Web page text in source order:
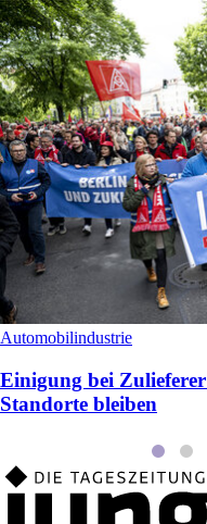
Automobilindustrie
Einigung bei
Standorte bleiben